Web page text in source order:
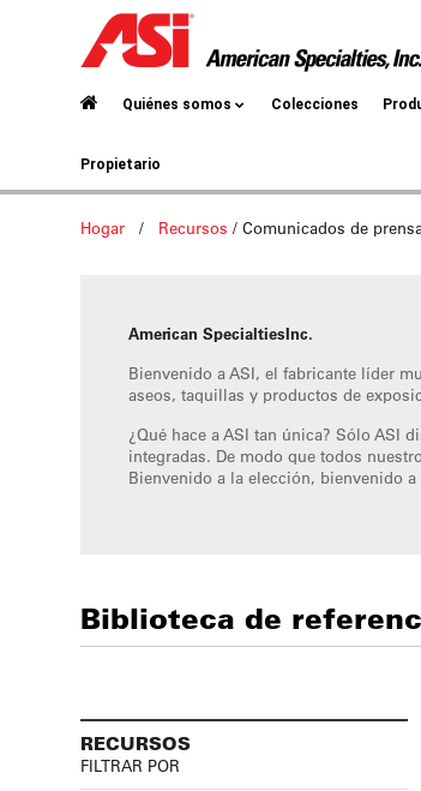
Quiénes somos Colecciones
Propietario
Hogar / Recursos /Comunicados de
American SpecialtiesInc.
Bienvenido a ASI, el fabricante líder
aseos, taquillas y productos de
¿Qué hace a ASI tan única? Sólo ASI
integradas. De modo que todos
Bienvenido a la elección, bienvenido
Biblioteca de
RECURSOS
FILTRAR POR